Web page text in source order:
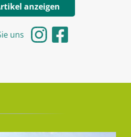
anzeigen
uns